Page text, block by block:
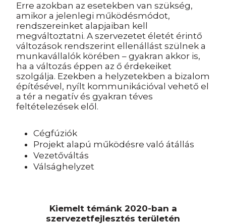
Erre azokban az esetekben van szükség,
amikor a jelenlegi működésmódot,
rendszereinket alapjaiban kell
megváltoztatni. A szervezetet életét érintő
változások rendszerint ellenállást szülnek a
munkavállalók körében – gyakran akkor is,
ha a változás éppen az ő érdekeiket
szolgálja. Ezekben a helyzetekben a bizalom
építésével, nyílt kommunikációval vehető el
a tér a negatív és gyakran téves
feltételezések elől.
Cégfúziók
Projekt alapú működésre való átállás
Vezetőváltás
Válsághelyzet
Kiemelt témánk 2020-ban a
szervezetfejlesztés területén